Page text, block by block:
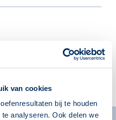
van cookies
bij te houden
analyseren. Ook delen we
de nieuwsbrief